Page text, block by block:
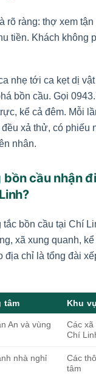
rõ ràng: thợ xem
tiền. Khách không
nhẹ tới ca kẹt dị
bồn cầu. Gọi
kể cả đêm. Mỗi
xả thử, có phiếu
nhân.
bồn cầu nhận
bồn cầu tại Chí
xã xung quanh, kể
địa chỉ là tổng đài
tâm Khu
An và vùng
Các xã
Chí
nhà nghỉ
Các
tâm